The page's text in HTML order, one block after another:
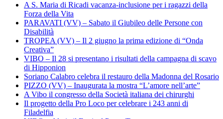
A S. Maria di Ricadi vacanza-inclusione per i ragazzi della
Forza della Vita
PARAVATI (VV) – Sabato il Giubileo delle Persone con
Disabilità
TROPEA (VV) – Il 2 giugno la prima edizione di “Onda
Creativa”
VIBO – Il 28 si presentano i risultati della campagna di scavo
di Hipponion
Soriano Calabro celebra il restauro della Madonna del Rosario
PIZZO (VV) – Inaugurata la mostra “L’amore nell’arte”
A Vibo il congresso della Società italiana dei chirurghi
Il progetto della Pro Loco per celebrare i 243 anni di
Filadelfia